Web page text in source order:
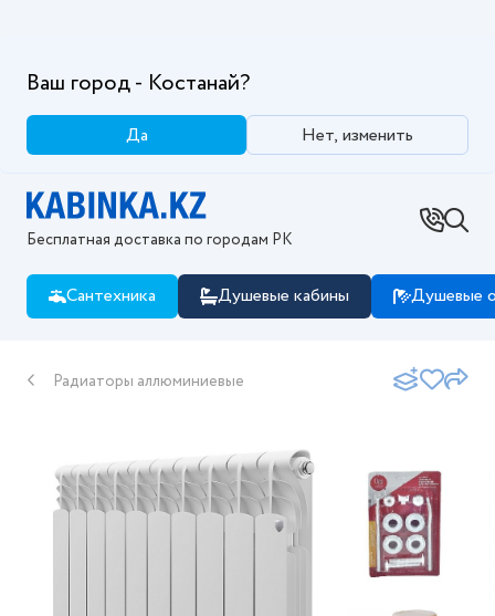
Ваш город - Костанай?
Да Нет, изменить
Бесплатная доставка по городам РК
Сантехника Душевые кабины Душевые
Радиаторы аллюминиевые